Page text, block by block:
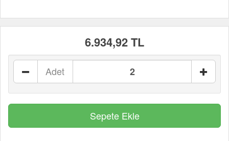
6.934,92 TL
Adet